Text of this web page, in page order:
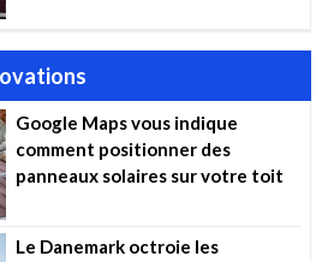
Google Maps vous indique
comment positionner des
panneaux solaires sur votre toit
Le Danemark octroie les